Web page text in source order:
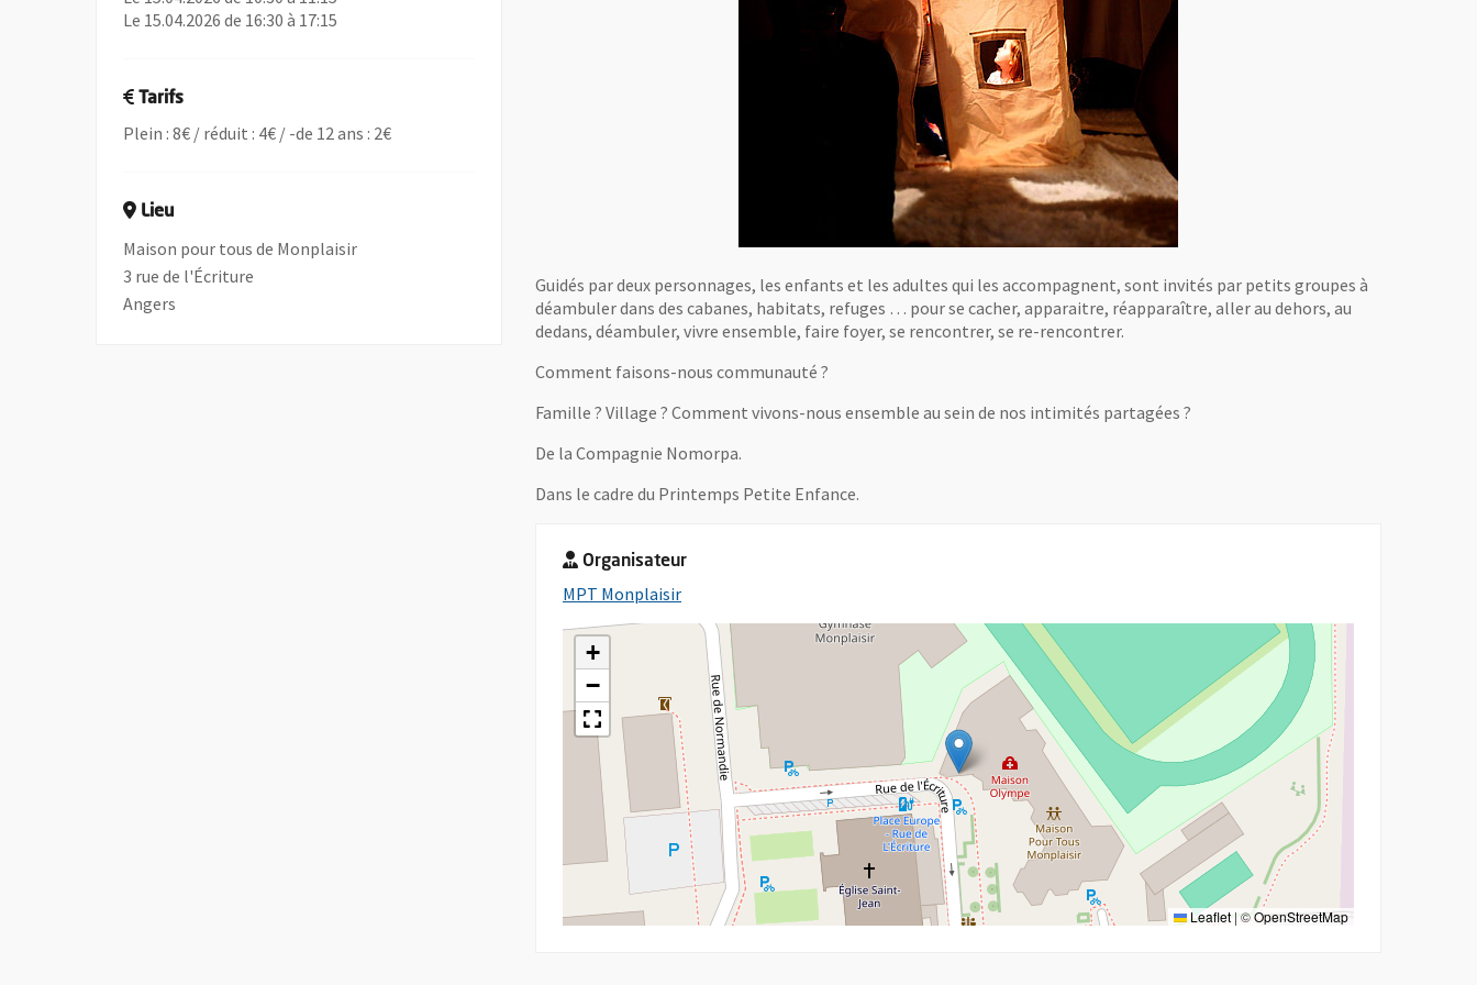
Guidés par deux personnages, les enfants et les adultes qui les accompagnent, sont invités par petits groupes à
déambuler dans des cabanes, habitats, refuges … pour se cacher, apparaitre, réapparaître, aller au dehors, au
dedans, déambuler, vivre ensemble, faire foyer, se rencontrer, se re-rencontrer.
Comment faisons-nous communauté ?
Famille ? Village ? Comment vivons-nous ensemble au sein de nos intimités partagées ?
De la Compagnie Nomorpa.
Dans le cadre du Printemps Petite Enfance.
Organisateur
MPT Monplaisir, Ouvre une nouvelle fenêtre
+
−
Leaflet | ©OpenStreetMap
Le 15.04.2026 de 16:30 à 17:15
Tarifs
Plein : 8€ / réduit : 4€ / -de 12 ans : 2€
Lieu
Maison pour tous de Monplaisir
3 rue de l'Écriture
Angers